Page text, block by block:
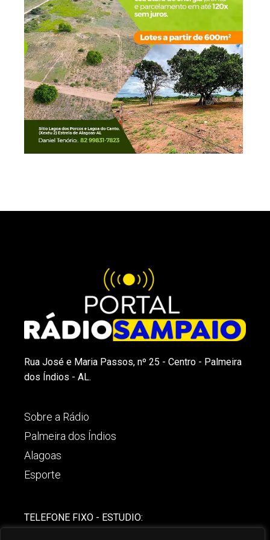
Rua José e Maria Passos, nº 25 - Centro - Palmeira
dos Índios - AL.
Sobre a Rádio
Palmeira dos Índios
Alagoas
Esporte
TELEFONE FIXO - ESTUDIO: